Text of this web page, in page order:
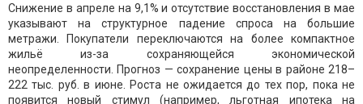
Снижение в апреле на 9,1% и отсутствие восстановления в мае
указывают на структурное падение спроса на большие
метражи. Покупатели переключаются на более компактное
жильё из-за сохраняющейся экономической
неопределенности. Прогноз — сохранение цены в районе 218–
222 тыс. руб. в июне. Роста не ожидается до тех пор, пока не
появится новый стимул (например, льготная ипотека на